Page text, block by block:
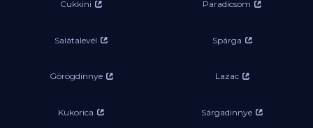
Cukkini Paradicsom
Salátalevél Spárga
Görögdinnye Lazac
Kukorica Sárgadinnye